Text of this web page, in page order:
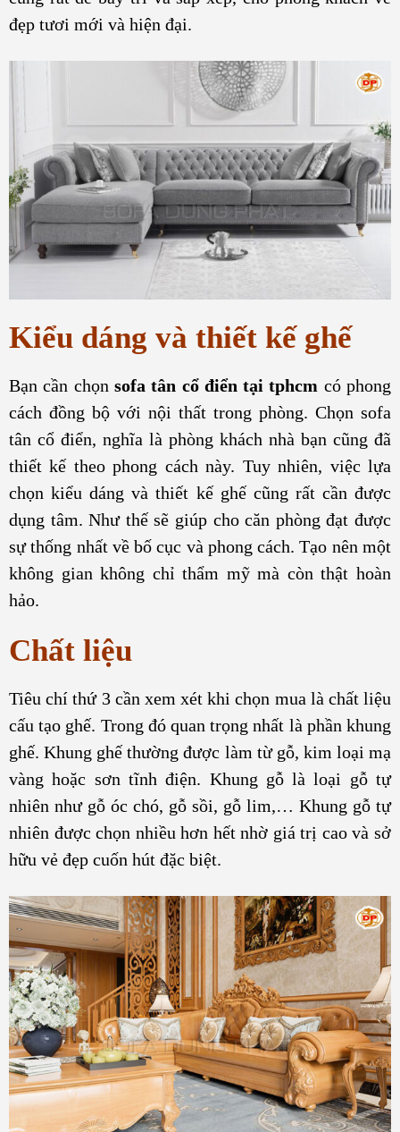
đẹp tươi mới và hiện đại.
Kiểu dáng và thiết kế ghế
Bạn cần chọn sofa tân cổ điển tại tphcm có phong
cách đồng bộ với nội thất trong phòng. Chọn sofa
tân cổ điển, nghĩa là phòng khách nhà bạn cũng đã
thiết kế theo phong cách này. Tuy nhiên, việc lựa
chọn kiểu dáng và thiết kế ghế cũng rất cần được
dụng tâm. Như thế sẽ giúp cho căn phòng đạt được
sự thống nhất về bố cục và phong cách. Tạo nên một
không gian không chỉ thẩm mỹ mà còn thật hoàn
hảo.
Chất liệu
Tiêu chí thứ 3 cần xem xét khi chọn mua là chất liệu
cấu tạo ghế. Trong đó quan trọng nhất là phần khung
ghế.Khung ghế thường được làm từ gỗ, kim loại mạ
vàng hoặc sơn tĩnh điện. Khung gỗ là loại gỗ tự
nhiên như gỗ óc chó, gỗ sồi, gỗ lim,… Khung gỗ tự
nhiên được chọn nhiều hơn hết nhờ giá trị cao và sở
hữu vẻ đẹp cuốn hút đặc biệt.